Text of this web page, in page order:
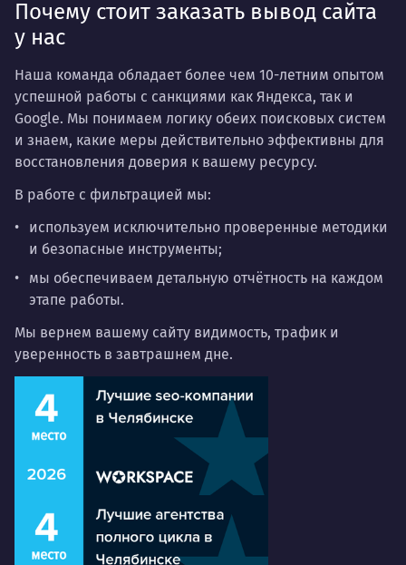
Почему стоит заказать вывод сайта
у нас
Наша команда обладает более чем 10-летним опытом
успешной работы с санкциями как Яндекса, так и
Google. Мы понимаем логику обеих поисковых систем
и знаем, какие меры действительно эффективны для
восстановления доверия к вашему ресурсу.
В работе с фильтрацией мы:
используем исключительно проверенные методики
и безопасные инструменты;
мы обеспечиваем детальную отчётность на каждом
этапе работы.
Мы вернем вашему сайту видимость, трафик и
уверенность в завтрашнем дне.